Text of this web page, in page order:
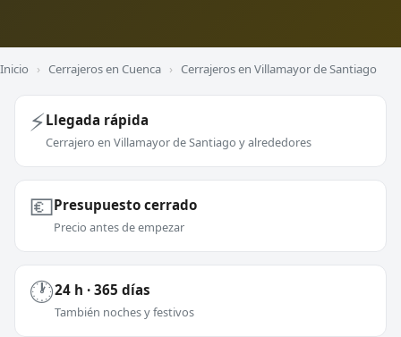
Inicio › Cerrajeros en Cuenca › Cerrajeros en Villamayor de Santiago
⚡Llegada rápida
Cerrajero en Villamayor de Santiago y alrededores
💶Presupuesto cerrado
Precio antes de empezar
🕐24 h · 365 días
También noches y festivos